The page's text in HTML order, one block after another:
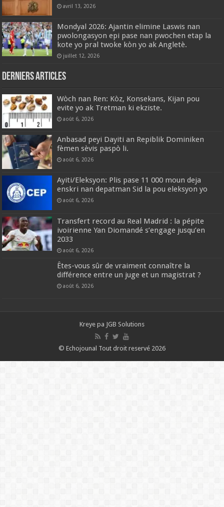
avril 13, 2026
‎Mondyal 2026: Ajantin elimine Laswis nan
pwolongasyon epi pase nan pwochen etap la
kote yo pral twoke kòn yo ak Angletè.
juillet 12, 2026
Derniers articles
Wòch nan Ren: Kòz, Konsekans, Kijan pou
evite yo ak Tretman ki ekziste.
août 6, 2026
Anbasad peyi Dayiti an Repiblik Dominiken
fèmen sèvis paspò li.
août 6, 2026
Ayiti/Eleksyon: Plis pase 11 000 moun deja
enskri nan depatman Sid la pou eleksyon yo
août 6, 2026
Transfert record au Real Madrid : la pépite
ivoirienne Yan Diomandé s’engage jusqu’en
2033
août 6, 2026
Êtes-vous sûr de vraiment connaître la
différence entre un juge et un magistrat ?
août 6, 2026
Kreye pa JGB Solutions
© Echojounal Tout droit reservé 2026